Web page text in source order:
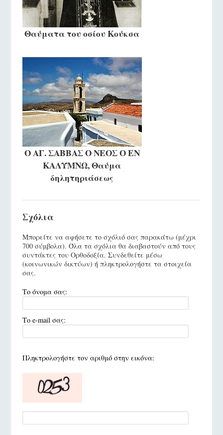
Θαύματα του οσίου Κούκσα
Ο ΑΓ. ΣΑΒΒΑΣ Ο ΝΕΟΣ Ο ΕΝ
ΚΑΛΥΜΝΩ, Θαύμα
δηλητηριάσεως
Σχόλια
Μπορείτε να αφήσετε το σχόλιό σας παρακάτω (μέχρι
700 σύμβολα). Όλα τα σχόλια θα διαβαστούν από τους
συντάκτες του Ορθοδοξία. Συνδεθείτε μέσω
(κοινωνικών δικτύων) ή πληκτρολογήστε τα στοιχεία
σας.
Το όνομα σας:
Το e-mail σας:
Πληκτρολογήστε τον αριθμό στην εικόνα: